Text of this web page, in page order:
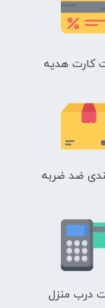
کارت هدیه
ضد ضربه
درب منزل